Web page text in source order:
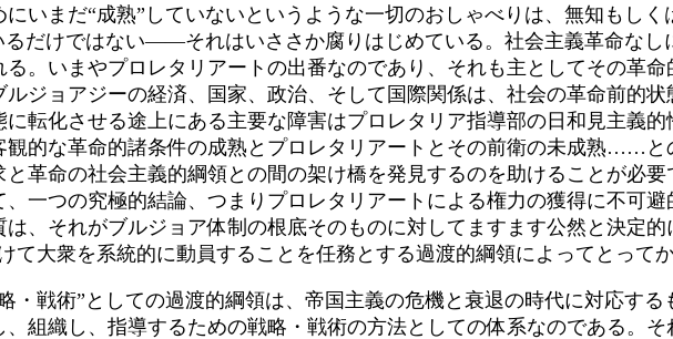
いまだ“成熟”していないというような一切のおしゃべりは、無知もし
るだけではない――それはいささか腐りはじめている。社会主義革命な
。いまやプロレタリアートの出番なのであり、それも主としてその革
ジョアジーの経済、国家、政治、そして国際関係は、社会の革命前的
に転化させる途上にある主要な障害はプロレタリア指導部の日和見主
的な革命的諸条件の成熟とプロレタリアートとその前衛の未成熟……と
革命の社会主義的綱領との間の架け橋を発見するのを助けることが必
一つの究極的結論、つまりプロレタリアートによる権力の獲得に不可
、それがブルジョア体制の根底そのものに対してますます公然と決定
て大衆を系統的に動員することを任務とする過渡的綱領によってとって
戦術”としての過渡的綱領は、帝国主義の危機と衰退の時代に対応す
組織し、指導するための戦略・戦術の方法としての体系なのである。